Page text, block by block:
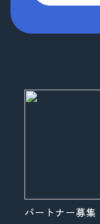
パートナー募集